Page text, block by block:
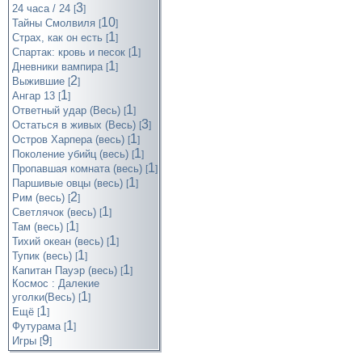
24 часа / 24 [3]
Тайны Смолвиля [10]
Страх, как он есть [1]
Спартак: кровь и песок [1]
Дневники вампира [1]
Выжившие [2]
Ангар 13 [1]
Ответный удар (Весь) [1]
Остаться в живых (Весь) [3]
Остров Харпера (весь) [1]
Поколение убийц (весь) [1]
Пропавшая комната (весь) [1]
Паршивые овцы (весь) [1]
Рим (весь) [2]
Светлячок (весь) [1]
Там (весь) [1]
Тихий океан (весь) [1]
Тупик (весь) [1]
Капитан Пауэр (весь) [1]
Космос : Далекие
уголки(Весь) [1]
Ещё [1]
Футурама [1]
Игры [9]